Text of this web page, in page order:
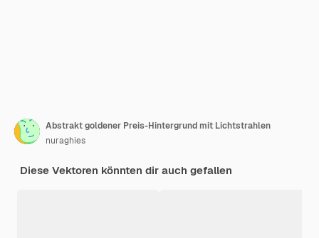
Abstrakt goldener Preis-Hintergrund mit Lichtstrahlen
nuraghies
Diese Vektoren könnten dir auch gefallen